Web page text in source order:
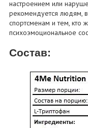
настроением или
рекомендуется людям,
спортсменам и тем, кто
психоэмоциональное
Состав: